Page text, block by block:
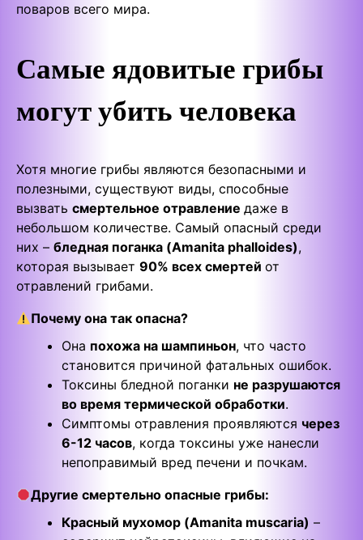
поваров всего мира.
Самые ядовитые грибы
могут убить человека
Хотя многие грибы являются безопасными и
полезными, существуют виды, способные
вызвать смертельное отравление даже в
небольшом количестве. Самый опасный среди
них – бледная поганка (Amanita phalloides),
которая вызывает 90% всех смертей от
отравлений грибами.
Почему она так опасна?
Она похожа на шампиньон, что часто
становится причиной фатальных ошибок.
Токсины бледной поганки не разрушаются
во время термической обработки.
Симптомы отравления проявляются через
6-12 часов, когда токсины уже нанесли
непоправимый вред печени и почкам.
Другие смертельно опасные грибы:
Красный мухомор (Amanita muscaria) –